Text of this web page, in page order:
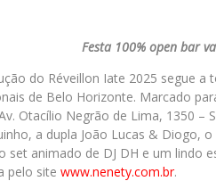
Festa 100% open bar
do Réveillon Iate 2025 segue
de Belo Horizonte. Marcado
Otacílio Negrão de Lima, 1350
a dupla João Lucas & Diogo,
set animado de DJ DH e um lindo
pelo site www.nenety.com.br.